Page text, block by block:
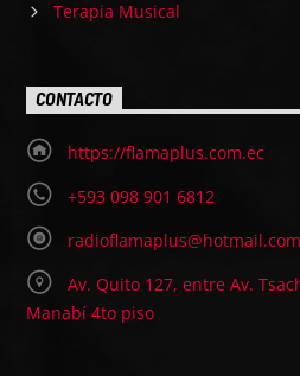
Terapia Musical
CONTACTO
https://flamaplus.com.ec
+593 098 901 6812
radioflamaplus@hotmail.com
Av. Quito 127, entre Av.
Manabí 4to piso